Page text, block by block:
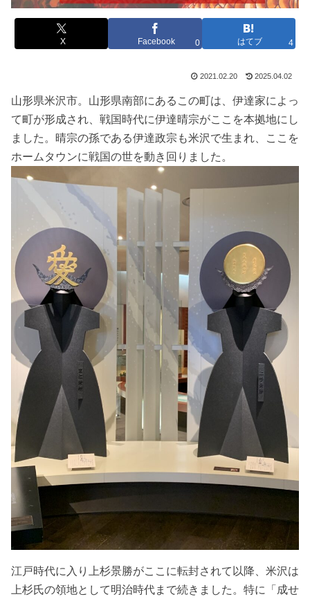
X Facebook 0 はてブ 4
2021.02.20 2025.04.02
山形県米沢市。山形県南部にあるこの町は、伊達家によっ
て町が形成され、戦国時代に伊達晴宗がここを本拠地にし
ました。晴宗の孫である伊達政宗も米沢で生まれ、ここを
ホームタウンに戦国の世を動き回りました。
江戸時代に入り上杉景勝がここに転封されて以降、米沢は
上杉氏の領地として明治時代まで続きました。特に「成せ